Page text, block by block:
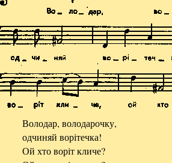
Володар, володарочку,
одчиняй ворітечка!
Ой хто воріт кличе?